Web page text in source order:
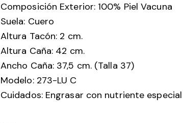
Composición Exterior: 100% Piel Vacuna
Suela: Cuero
Altura Tacón: 2 cm.
Altura Caña: 42 cm.
Ancho Caña: 37,5 cm. (Talla 37)
Modelo: 273-LU C
Cuidados: Engrasar con nutriente